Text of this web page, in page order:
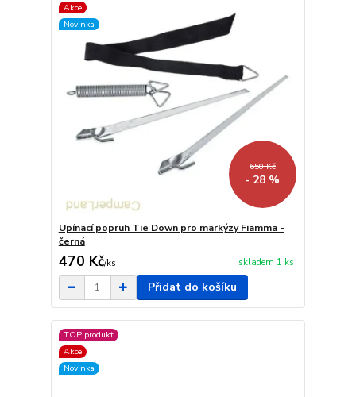
Akce
Novinka
650 Kč
- 28 %
Upínací popruh Tie Down pro markýzy Fiamma -
černá
470 Kč/ks skladem 1 ks
Přidat do košíku
TOP produkt
Akce
Novinka